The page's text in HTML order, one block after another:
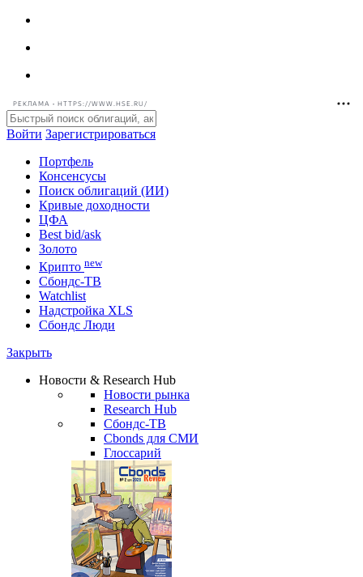
РЕКЛАМА • HTTPS://WWW.HSE.RU/
Войти Зарегистрироваться
Портфель
Консенсусы
Поиск облигаций (ИИ)
Кривые доходности
ЦФА
Best bid/ask
Золото
Крипто new
Watchlist
Сбондс Люди
Новости & Research Hub
Новости рынка
Research Hub
Сбондс-ТВ
Cbonds для СМИ
Глоссарий